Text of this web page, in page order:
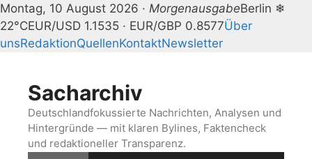
Montag, 10 August 2026 · MorgenausgabeBerlin ❄
22°CEUR/USD 1.1535 · EUR/GBP 0.8577Über
unsRedaktionQuellenKontaktNewsletter
springenSacharchiv
Deutschlandfokussierte Nachrichten, Analysen und
Hintergründe — mit klaren Bylines, Faktencheck
und redaktioneller Transparenz.